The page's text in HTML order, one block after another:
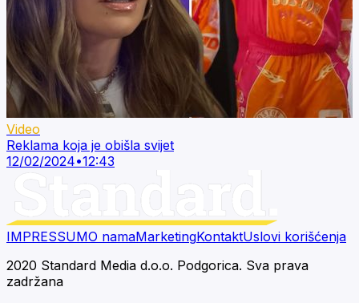
Video
Reklama koja je obišla svijet
12/02/2024•12:43
IMPRESSUMO namaMarketingKontaktUslovi korišćenja
2020 Standard Media d.o.o. Podgorica. Sva prava
zadržana